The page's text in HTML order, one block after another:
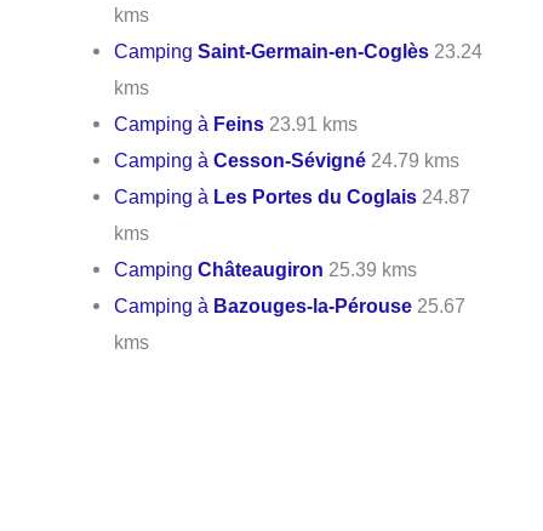
kms
CampingSaint-Germain-en-Coglès 23.24
kms
Camping à Feins 23.91 kms
Camping àCesson-Sévigné 24.79 kms
Camping à Les Portes du Coglais 24.87
kms
CampingChâteaugiron 25.39 kms
Camping à Bazouges-la-Pérouse 25.67
kms